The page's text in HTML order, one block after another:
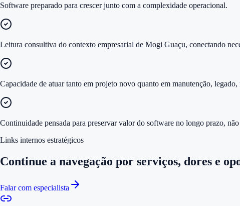
Software preparado para crescer junto com a complexidade operacional.
Leitura consultiva do contexto empresarial de Mogi Guaçu, conectando
Capacidade de atuar tanto em projeto novo quanto em manutenção, legado,
Continuidade pensada para preservar valor do software no longo prazo,
Links internos estratégicos
Continue a navegação por serviços, dores e
Falar com especialista